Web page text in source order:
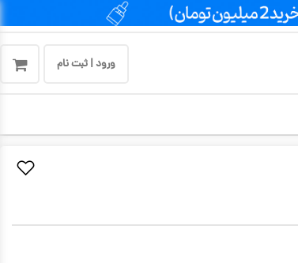
ورود | ثبت نام